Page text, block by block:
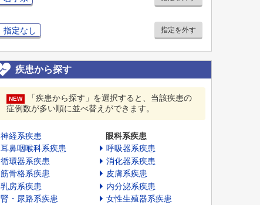
指定なし 指定を外す
疾患から探す
NEW
「疾患から探す」を選択すると、当該疾患の
症例数が多い順に並べ替えができます。
神経系疾患
眼科系疾患
耳鼻咽喉科系疾患
呼吸器系疾患
循環器系疾患
消化器系疾患
筋骨格系疾患
皮膚系疾患
乳房系疾患
内分泌系疾患
腎・尿路系疾患
女性生殖器系疾患